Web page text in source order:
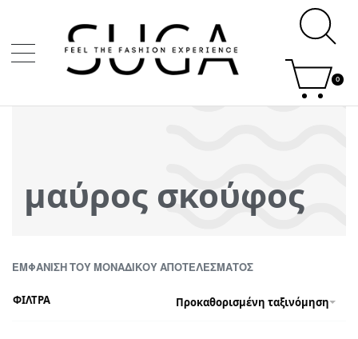
0
μαύρος σκούφος
ΕΜΦΆΝΙΣΗ ΤΟΥ ΜΟΝΑΔΙΚΟΎ ΑΠΟΤΕΛΈΣΜΑΤΟΣ
Προκαθορισμένη ταξινόμηση
ΦΙΛΤΡΑ